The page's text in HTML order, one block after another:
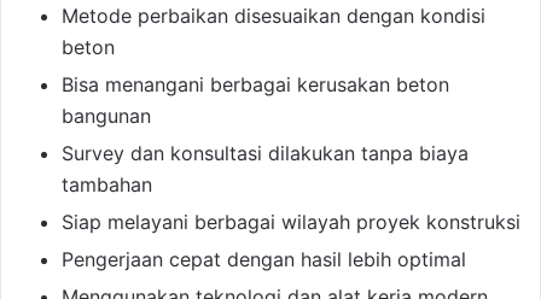
Metode perbaikan disesuaikan dengan kondisi
beton
Bisa menangani berbagai kerusakan beton
bangunan
Survey dan konsultasi dilakukan tanpa biaya
tambahan
Siap melayani berbagai wilayah proyek konstruksi
Pengerjaan cepat dengan hasil lebih optimal